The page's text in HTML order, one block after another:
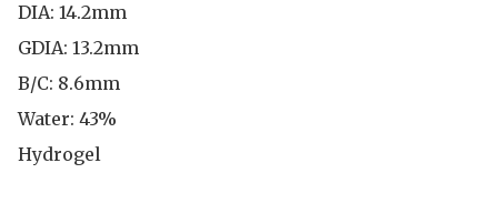
DIA: 14.2mm
GDIA: 13.2mm
B/C: 8.6mm
Water: 43%
Hydrogel